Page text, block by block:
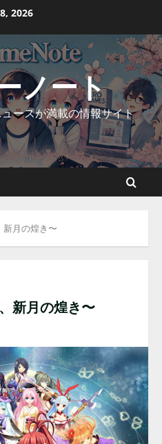
2026
ノート
ースが満載の情報サイト
月の煌き〜
新月の煌き〜